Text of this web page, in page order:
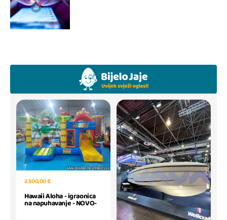
2.500,00 €
Hawaii Aloha - igraonica
na napuhavanje - NOVO-